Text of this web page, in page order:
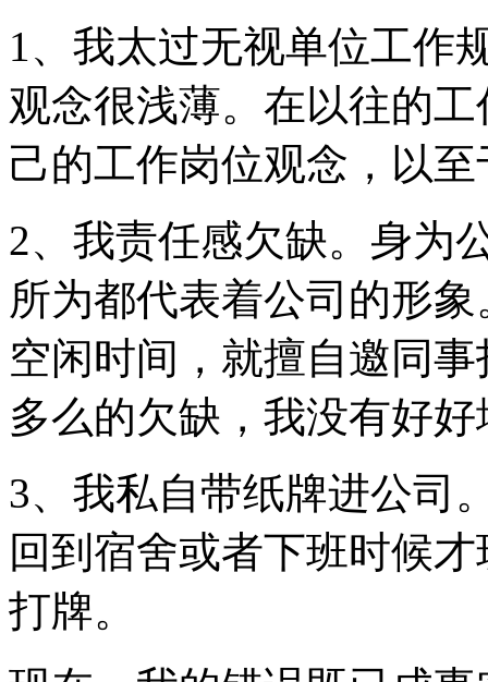
1、我太过无视单位工作
观念很浅薄。在以往的
己的工作岗位观念，以
2、我责任感欠缺。身为
所为都代表着公司的形
空闲时间，就擅自邀同
多么的欠缺，我没有好
3、我私自带纸牌进公司
回到宿舍或者下班时候
打牌。